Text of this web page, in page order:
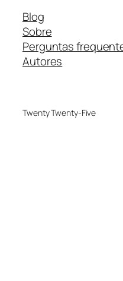
Blog
Sobre
Perguntas
Autores
Twenty Twenty-Five